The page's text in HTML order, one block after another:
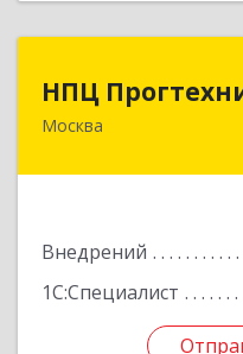
НПЦ
Москва
Внедрений
1С:Специалист
125040, Москва